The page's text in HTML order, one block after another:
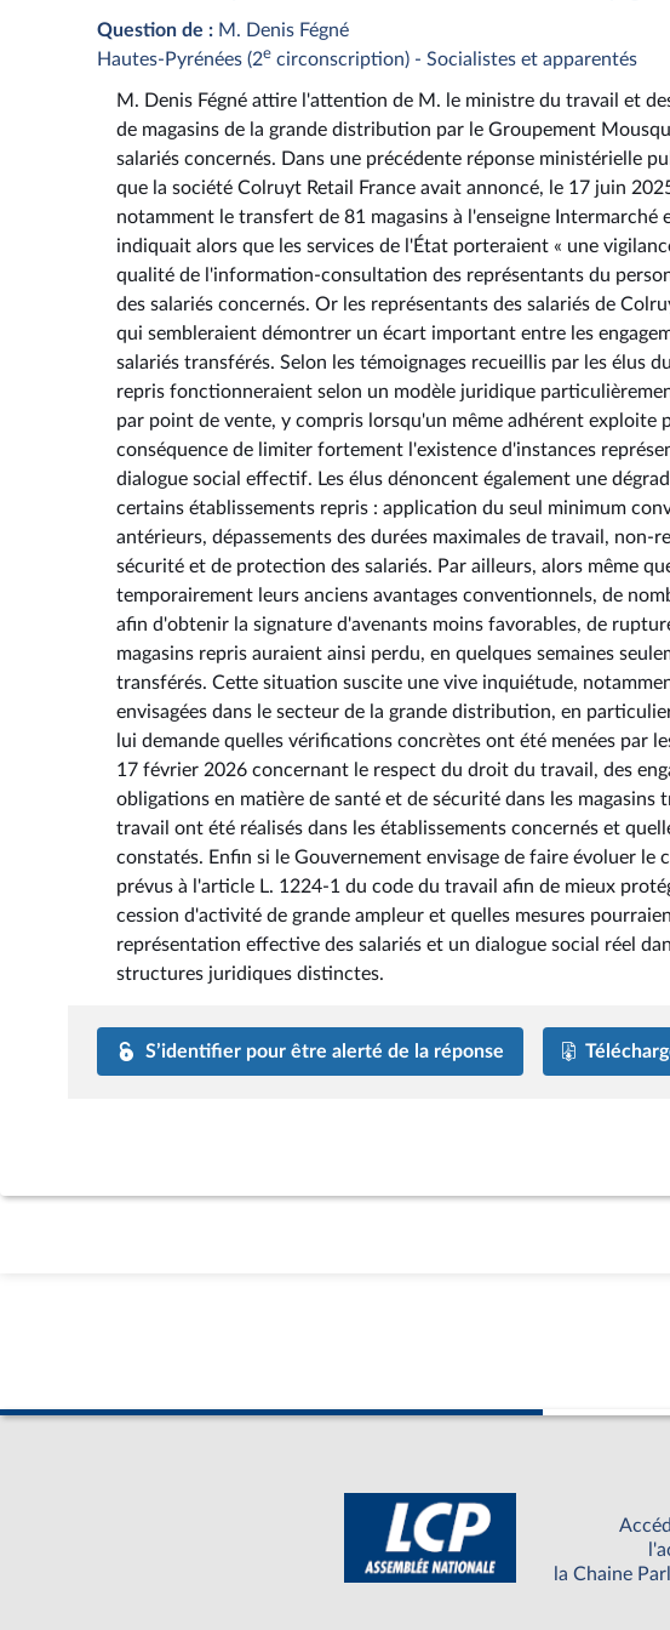
Question de : M. Denis Fégné
Hautes-Pyrénées (2e circonscription) - Socialistes et apparentés
M. Denis Fégné attire l'attention de M. le ministre du travail et
de magasins de la grande distribution par le Groupement
salariés concernés. Dans une précédente réponse ministérielle
que la société Colruyt Retail France avait annoncé, le 17 juin
notamment le transfert de 81 magasins à l'enseigne Intermarché
indiquait alors que les services de l'État porteraient « une
qualité de l'information-consultation des représentants du
des salariés concernés. Or les représentants des salariés de
qui sembleraient démontrer un écart important entre les
salariés transférés. Selon les témoignages recueillis par les élus
repris fonctionneraient selon un modèle juridique
par point de vente, y compris lorsqu'un même adhérent exploite
conséquence de limiter fortement l'existence d'instances
dialogue social effectif. Les élus dénoncent également une
certains établissements repris : application du seul minimum
antérieurs, dépassements des durées maximales de travail, non-
sécurité et de protection des salariés. Par ailleurs, alors même
temporairement leurs anciens avantages conventionnels, de
afin d'obtenir la signature d'avenants moins favorables, de
magasins repris auraient ainsi perdu, en quelques semaines
transférés. Cette situation suscite une vive inquiétude,
envisagées dans le secteur de la grande distribution, en
lui demande quelles vérifications concrètes ont été menées par
17 février 2026 concernant le respect du droit du travail, des
obligations en matière de santé et de sécurité dans les
travail ont été réalisés dans les établissements concernés et
constatés. Enfin si le Gouvernement envisage de faire évoluer
prévus à l'article L. 1224-1 du code du travail afin de mieux
cession d'activité de grande ampleur et quelles mesures
représentation effective des salariés et un dialogue social réel
structures juridiques distinctes.
S’identifier pour être alerté de la réponse
la Chaine